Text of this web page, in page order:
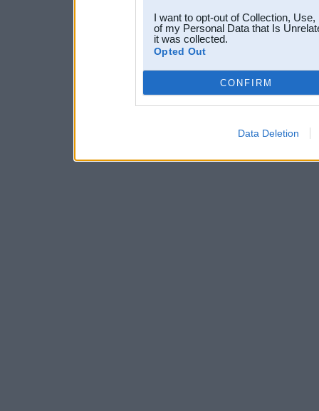
I want to opt-out of Collection,
of my Personal Data that Is
it was collected.
Opted Out
CONFIRM
Data Deletion